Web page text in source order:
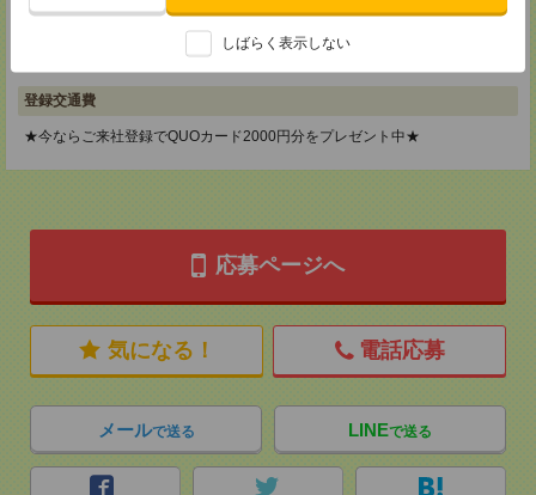
しばらく表示しない
2F B区画
登録交通費
★今ならご来社登録でQUOカード2000円分をプレゼント中★
応募ページへ
気になる！ 電話応募
メールで送る LINEで送る